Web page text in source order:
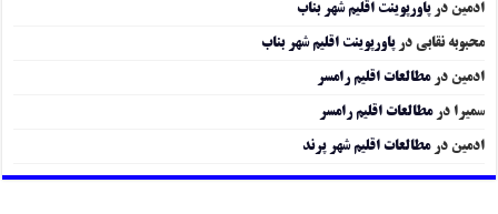
ادمین درپاورپوینت اقلیم شهر بناب
محبوبه نقابی درپاورپوینت اقلیم شهر بناب
ادمین درمطالعات اقلیم رامسر
سمیرا درمطالعات اقلیم رامسر
ادمین درمطالعات اقلیم شهر پرند